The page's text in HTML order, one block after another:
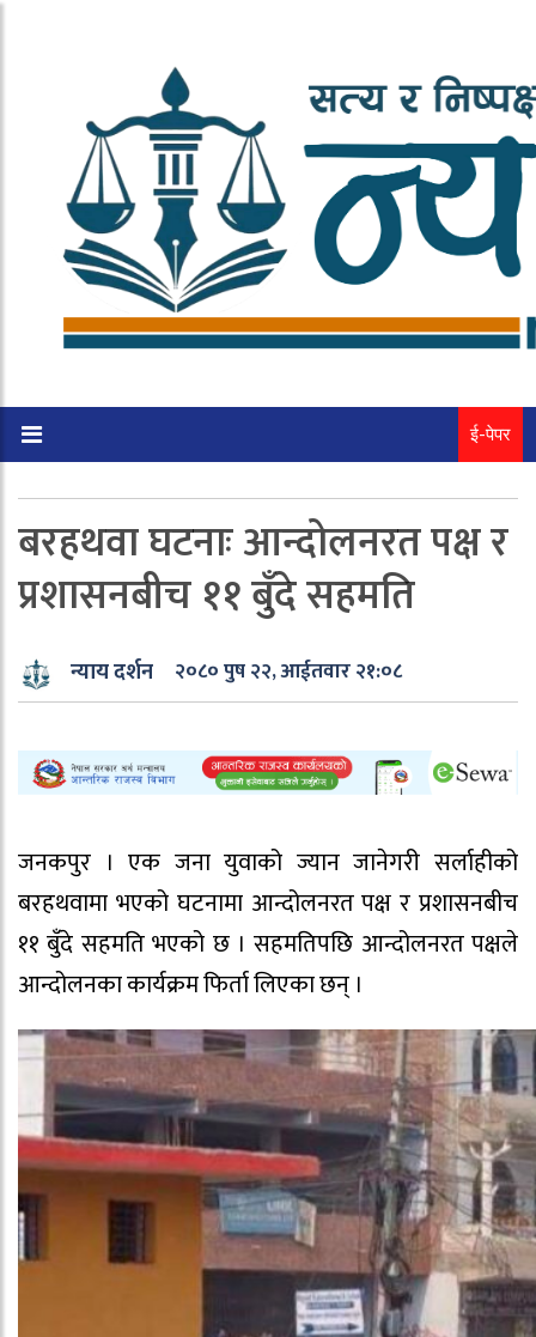
ई-पेपर
बरहथवा घटनाः आन्दोलनरत पक्ष र
प्रशासनबीच ११ बुँदे सहमति
न्याय दर्शन २०८० पुष २२, आईतवार २१:०८
जनकपुर । एक जना युवाको ज्यान जानेगरी सर्लाहीको
बरहथवामा भएको घटनामा आन्दोलनरत पक्ष र प्रशासनबीच
११ बुँदे सहमति भएको छ । सहमतिपछि आन्दोलनरत पक्षले
आन्दोलनका कार्यक्रम फिर्ता लिएका छन् ।